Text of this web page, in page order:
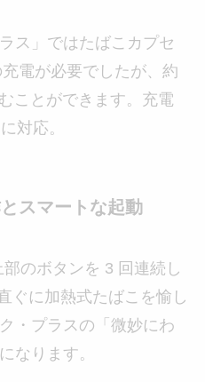
ス」ではたばこカプセ
電が必要でしたが、約
ことができます。充電
対応。
スマートな起動
のボタンを 3 回連続し
ぐに加熱式たばこを愉し
・プラスの「微妙にわ
なります。